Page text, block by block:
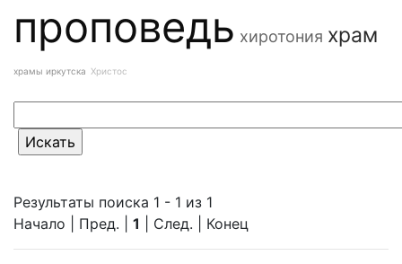
проповедь хиротония храм
храмы иркутска Христос
Результаты поиска 1 - 1 из 1
Начало | Пред. | 1 | След. | Конец